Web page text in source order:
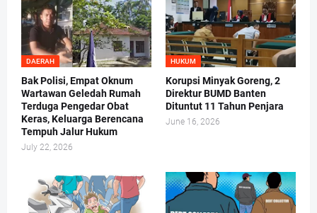
DAERAH
Bak Polisi, Empat Oknum
Wartawan Geledah Rumah
Terduga Pengedar Obat
Keras, Keluarga Berencana
Tempuh Jalur Hukum
July 22, 2026
HUKUM
Korupsi Minyak Goreng, 2
Direktur BUMD Banten
Dituntut 11 Tahun Penjara
June 16, 2026